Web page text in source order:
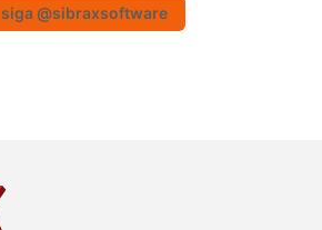
siga @sibraxsoftware